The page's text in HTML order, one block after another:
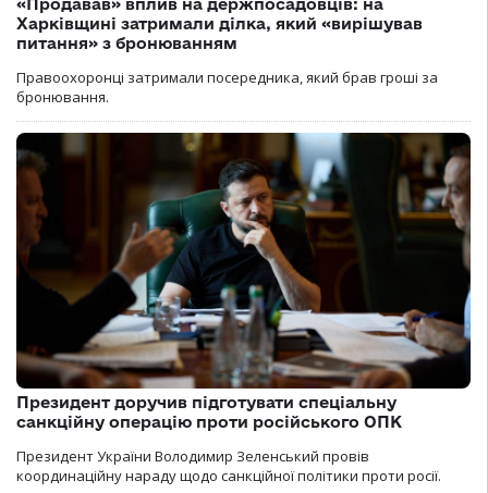
«Продавав» вплив на держпосадовців: на
Харківщині затримали ділка, який «вирішував
питання» з бронюванням
Правоохоронці затримали посередника, який брав гроші за
бронювання.
Президент доручив підготувати спеціальну
санкційну операцію проти російського ОПК
Президент України Володимир Зеленський провів
координаційну нараду щодо санкційної політики проти росії.